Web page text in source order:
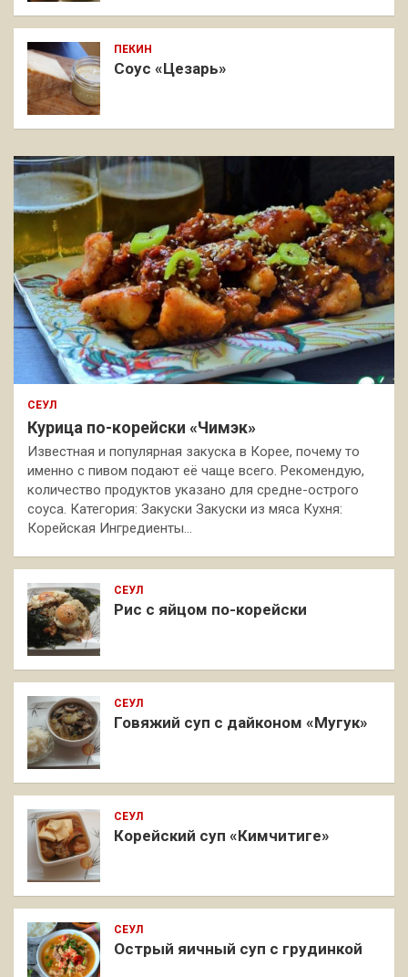
ПЕКИН
Соус «Цезарь»
СЕУЛ
Курица по-корейски «Чимэк»
Известная и популярная закуска в Корее, почему то
именно с пивом подают её чаще всего. Рекомендую,
количество продуктов указано для средне-острого
соуса. Категория: Закуски Закуски из мяса Кухня:
Корейская Ингредиенты…
СЕУЛ
Рис с яйцом по-корейски
СЕУЛ
Говяжий суп с дайконом «Мугук»
СЕУЛ
Корейский суп «Кимчитиге»
СЕУЛ
Острый яичный суп с грудинкой